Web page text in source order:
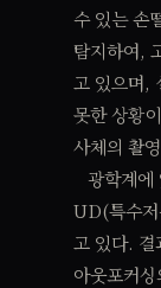
수 있는 손
탐지하여,
고 있으며,
못한 상황
사체의 촬
광학계에
UD(특수저
고 있다. 결
아웃포커